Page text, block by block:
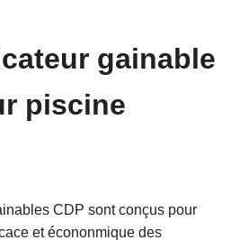
gainable
piscine
CDP sont conçus pour
et écononmique des